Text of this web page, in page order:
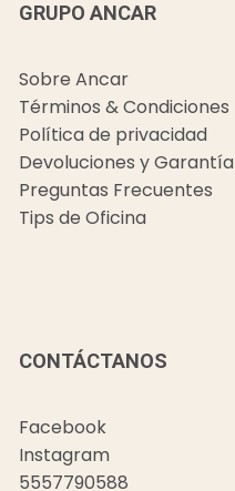
GRUPO ANCAR
Sobre Ancar
Términos & Condiciones
Política de privacidad
Devoluciones y Garantía
Preguntas Frecuentes
Tips de Oficina
CONTÁCTANOS
Facebook
Instagram
5557790588